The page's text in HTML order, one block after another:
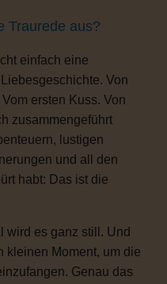
Traurede aus?
einfach eine
Von
ersten Kuss. Von
zusammengeführt
lustigen
und all den
habt: Das ist die
wird es ganz still. Und
kleinen Moment, um die
Genau das